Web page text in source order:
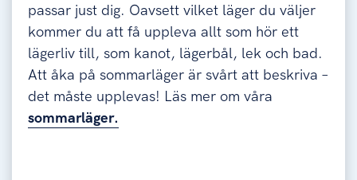
passar just dig. Oavsett vilket läger du väljer
kommer du att få uppleva allt som hör ett
lägerliv till, som kanot, lägerbål, lek och bad.
Att åka på sommarläger är svårt att beskriva –
det måste upplevas! Läs mer om våra
sommarläger.